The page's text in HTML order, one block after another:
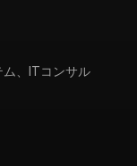
、ITコンサル